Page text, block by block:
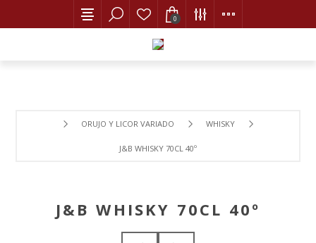
0
ORUJO Y LICOR VARIADO WHISKY
J&B WHISKY 70CL 40º
J&B WHISKY 70CL 40º